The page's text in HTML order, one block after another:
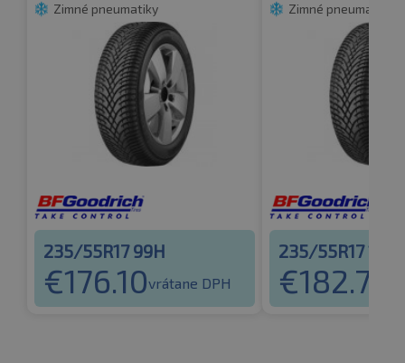
Zimné pneumatiky
235/55R17 99H
€176.10vrátane DPH
Zimné pneumatiky
235/55R17
€182.78